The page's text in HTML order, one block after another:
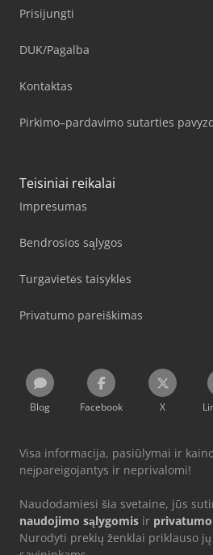
Prisijungti
DUK/Pagalba
Kontaktas
Pirkimo–pardavimo sutarties
Teisiniai reikalai
Impresumas
Bendrosios sąlygos
Turgavietės taisyklės
Privatumo pareiškimas
Blog Facebook X
Visa informacija, pasiūlymai ir
neįpareigojantys ir neprivalomi!
Naudodamiesi šia svetaine, jūs
naudojimo sąlygomis ir
Nurodyti prekių ženklai priklauso